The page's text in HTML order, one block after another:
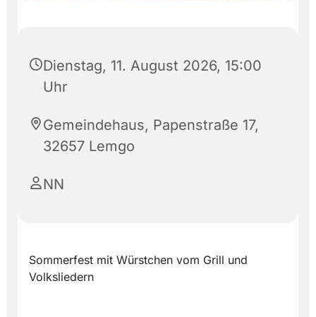
Dienstag, 11. August 2026, 15:00
Uhr
Gemeindehaus, Papenstraße 17,
32657 Lemgo
NN
Sommerfest mit Würstchen vom Grill und
Volksliedern